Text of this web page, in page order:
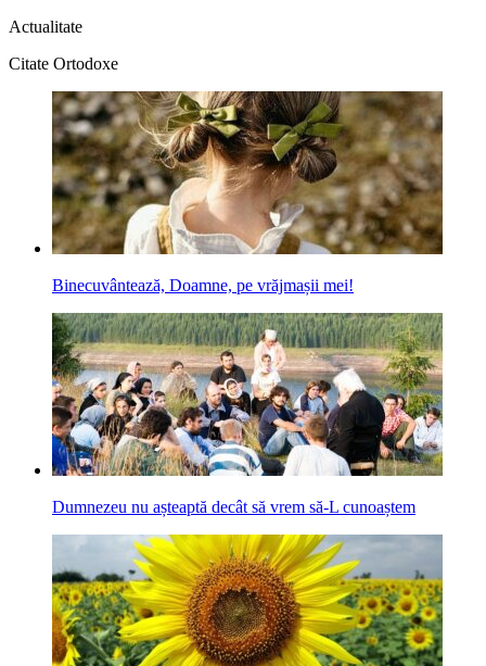
Actualitate
Citate Ortodoxe
Binecuvântează, Doamne, pe vrăjmașii mei!
Dumnezeu nu așteaptă decât să vrem să-L cunoaștem